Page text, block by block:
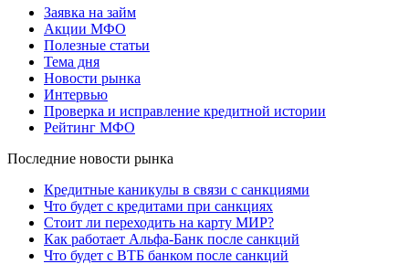
Заявка на займ
Акции МФО
Полезные статьи
Тема дня
Новости рынка
Интервью
Проверка и исправление кредитной истории
Рейтинг МФО
Последние новости рынка
Кредитные каникулы в связи с санкциями
Что будет с кредитами при санкциях
Стоит ли переходить на карту МИР?
Как работает Альфа-Банк после санкций
Что будет с ВТБ банком после санкций